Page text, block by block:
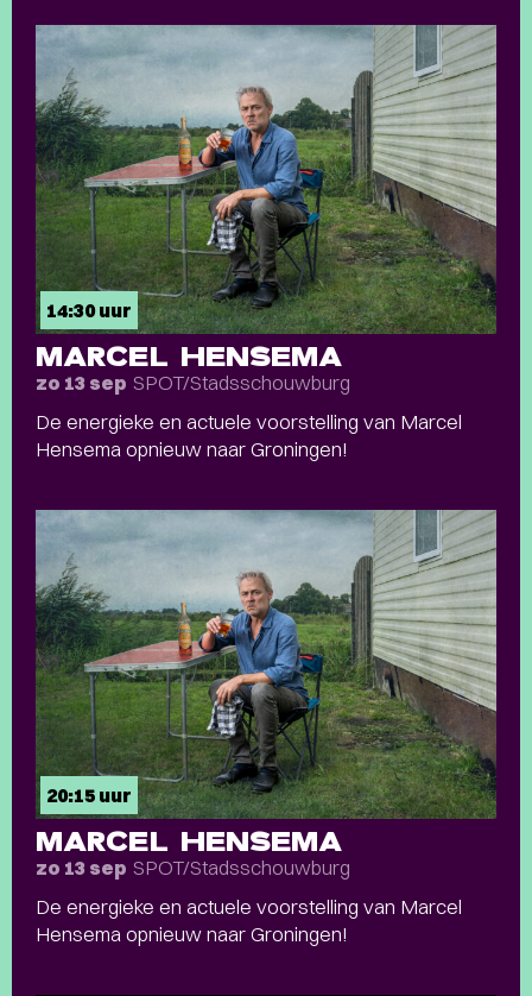
14:30 uur
MARCEL HENSEMA
zo 13 sep SPOT/Stadsschouwburg
De energieke en actuele voorstelling van Marcel
Hensema opnieuw naar Groningen!
20:15 uur
MARCEL HENSEMA
zo 13 sep SPOT/Stadsschouwburg
De energieke en actuele voorstelling van Marcel
Hensema opnieuw naar Groningen!